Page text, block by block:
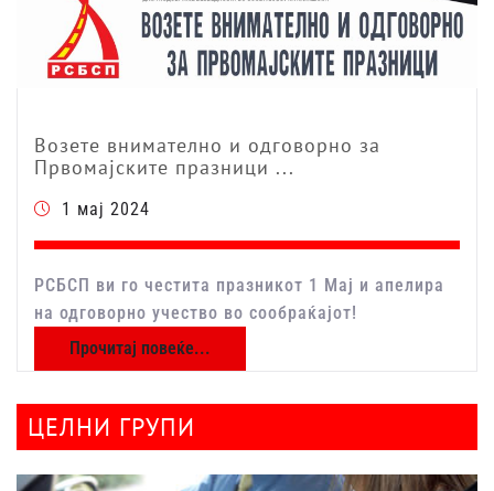
Возете внимателно и одговорно за
Првомајските празници ...
1 мај 2024
РСБСП ви го честита празникот 1 Мај и апелира
на одговорно учество во сообраќајот!
Прочитај повеќе...
ЦЕЛНИ ГРУПИ